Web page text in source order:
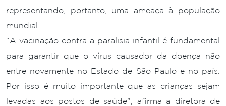
representando, portanto, uma ameaça à população
mundial.
“A vacinação contra a paralisia infantil é fundamental
para garantir que o vírus causador da doença não
entre novamente no Estado de São Paulo e no país.
Por isso é muito importante que as crianças sejam
levadas aos postos de saúde”, afirma a diretora de